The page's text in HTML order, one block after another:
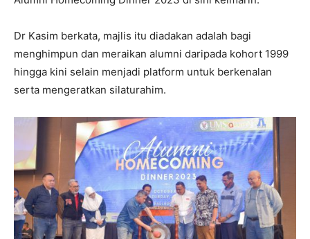
Dr Kasim berkata, majlis itu diadakan adalah bagi
menghimpun dan meraikan alumni daripada kohort 1999
hingga kini selain menjadi platform untuk berkenalan
serta mengeratkan silaturahim.